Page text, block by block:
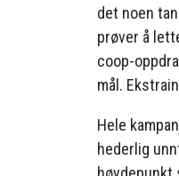
det noen
prøver å
coop-
mål.
Hele
hederlig